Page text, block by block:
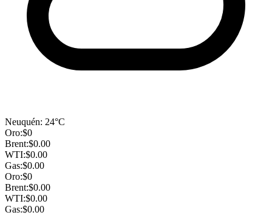
Neuquén: 24°C
Oro:$0
Brent:$0.00
WTI:$0.00
Gas:$0.00
Oro:$0
Brent:$0.00
WTI:$0.00
Gas:$0.00